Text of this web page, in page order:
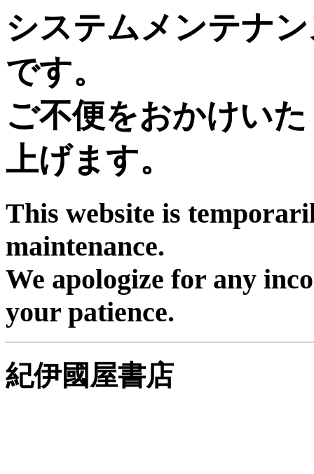
システムメンテナ
です。
ご不便をおかけい
上げます。
This website is
maintenance.
We apologize for any
your patience.
紀伊國屋書店